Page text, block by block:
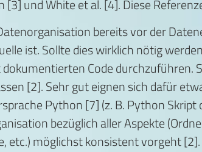
und White et al. [4]. Diese
bereits vor der
ist. Sollte dies wirklich nötig
Code durchzuführen.
[2]. Sehr gut eignen sich dafür
Python [7] (z. B. Python
bezüglich aller Aspekte
etc.) möglichst konsistent vorgeht [2].